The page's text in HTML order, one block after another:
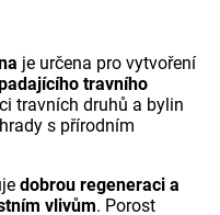
je určena pro vytvoření
travního
travních druhů a bylin
s přírodním
dobrou regeneraci a
vlivům. Porost